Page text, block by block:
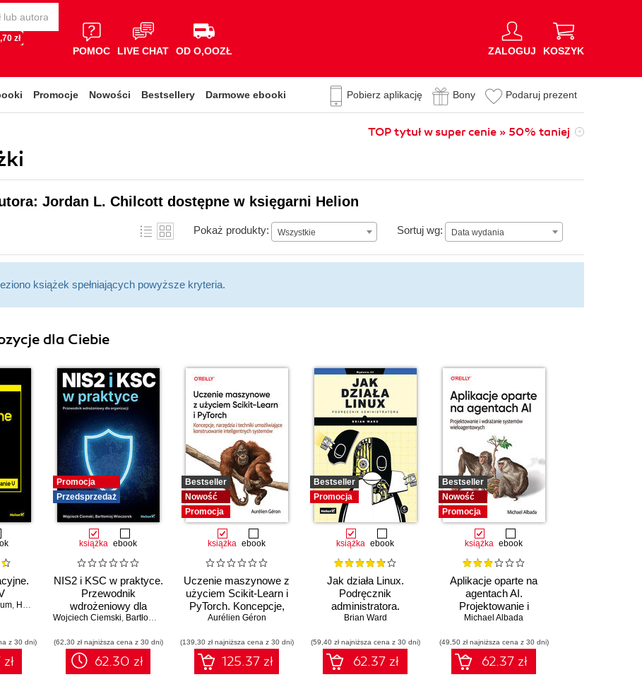
zł
POMOC LIVE CHAT OD O,OOZŁ ZALOGUJ KOSZYK
Promocje Nowości Bestsellery Darmowe ebooki Pobierz aplikację Bony Podaruj prezent
TOP tytuł w super cenie » 50% taniej
Jordan L. Chilcott dostępne w księgarni Helion
Pokaż produkty: Wszystkie Sortuj wg: Data wydania
Data wydania
książek spełniających powyższe kryteria.
dla Ciebie
, Herbert Bos
z 30 dni)
Promocja
Przedsprzedaż
książka ebook
NIS2 i KSC w praktyce.
Przewodnik
wdrożeniowy dla
organizacji
Wojciech Ciemski, Bartłomiej Wieczorek
(62,30 zł najniższa cena z 30 dni)
62.30 zł
Bestseller
Nowość
Promocja
książka ebook
Uczenie maszynowe z
użyciem Scikit-Learn i
PyTorch. Koncepcje,
narzędzia i techniki
konstruowanie
inteligentnych
systemów
Aurélien Géron
(139,30 zł najniższa cena z 30 dni)
125.37 zł
Bestseller
Promocja
książka ebook
Jak działa Linux.
Podręcznik
administratora.
Wydanie III
Brian Ward
(59,40 zł najniższa cena z 30 dni)
62.37 zł
Bestseller
Nowość
Promocja
książka ebook
Aplikacje oparte na
agentach AI.
Projektowanie i
wdrażanie systemów
Michael Albada
(49,50 zł najniższa cena z 30 dni)
62.37 zł